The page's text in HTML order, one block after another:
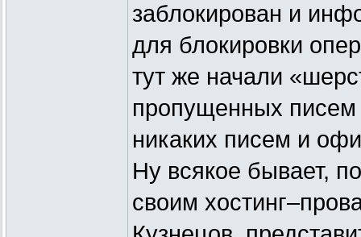
заблокирован и
для блокировки
тут же начали
пропущенных писем
никаких писем и
Ну всякое бывает,
своим